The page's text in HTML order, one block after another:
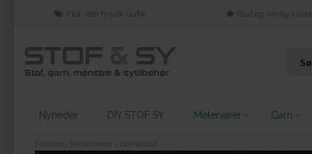
Flot, stor fysisk butik God og venlig
Nyheder DIY STOF SY Metervarer Garn
Metervarer Dansestof